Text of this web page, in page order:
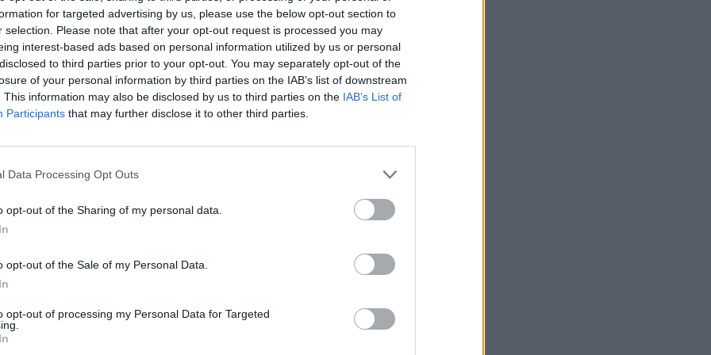
for targeted advertising by us, please use the below opt-out section to
selection. Please note that after your opt-out request is processed you may
interest-based ads based on personal information utilized by us or personal
to third parties prior to your opt-out. You may separately opt-out of the
of your personal information by third parties on the IAB’s list of downstream
This information may also be disclosed by us to third parties on the IAB’s List of
Participants that may further disclose it to other third parties.
Data Processing Opt Outs
opt-out of the Sharing of my personal data.
opt-out of the Sale of my Personal Data.
opt-out of processing my Personal Data for Targeted
malha de ar e a palmilha antibacteriana substituível com sistema
para melhorar a ventilação e o conforto ao longo do dia. A
para uma maior flexibilidade e estabilidade durante a